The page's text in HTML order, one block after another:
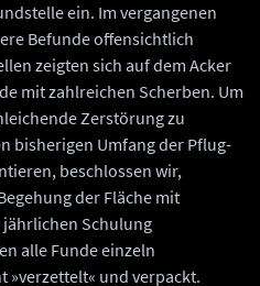
ein. Im vergangenen
Befunde offensichtlich
zeigten sich auf dem Acker
mit zahlreichen Scherben. Um
Zerstörung zu
bisherigen Umfang der Pflug-
beschlossen wir,
der Fläche mit
Schulung
alle Funde einzeln
»verzettelt« und verpackt.